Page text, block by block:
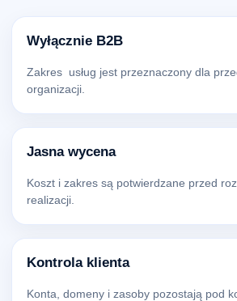
Wyłącznie B2B
Zakres usług jest przeznaczony dla
organizacji.
Jasna wycena
Koszt i zakres są potwierdzane przed
realizacji.
Kontrola klienta
Konta, domeny i zasoby pozostają pod